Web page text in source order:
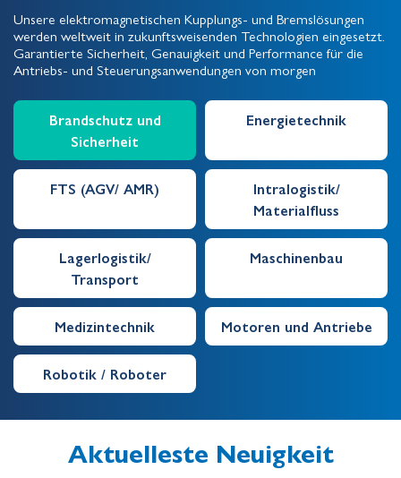
Unsere elektromagnetischen Kupplungs- und Bremslösungen
werden weltweit in zukunftsweisenden Technologien eingesetzt.
Garantierte Sicherheit, Genauigkeit und Performance für die
Antriebs- und Steuerungsanwendungen von morgen
Brandschutz und
Sicherheit
Energietechnik
FTS (AGV/ AMR)
Intralogistik/
Materialfluss
Lagerlogistik/
Transport
Maschinenbau
Medizintechnik Motoren und Antriebe
Robotik / Roboter
Aktuelleste Neuigkeit